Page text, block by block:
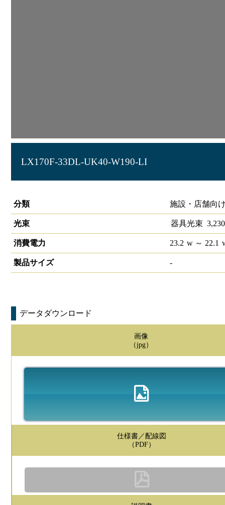
LX170F-33DL-UK40-W190-LI
分類
施設・店舗向
光束 器具光束 3,230
消費電力 23.2 w～ 22.1
製品サイズ -
データダウンロード
画像
（jpg）
仕様書／配線図
（PDF）